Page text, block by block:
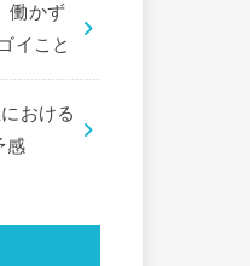
働かず
イこと
おける
感